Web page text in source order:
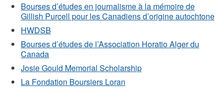
Bourses d’études en journalisme à la mémoire de
Gillish Purcell pour les Canadiens d’origine autochtone
HWDSB
Bourses d’études de l’Association Horatio Alger du
Canada
Josie Gould Memorial Scholarship
La Fondation Boursiers Loran